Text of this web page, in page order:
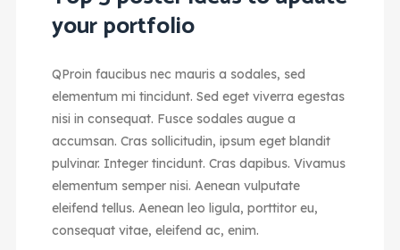
your portfolio
QProin faucibus nec mauris a sodales, sed
elementum mi tincidunt. Sed eget viverra egestas
nisi in consequat. Fusce sodales augue a
accumsan. Cras sollicitudin, ipsum eget blandit
pulvinar. Integer tincidunt. Cras dapibus. Vivamus
elementum semper nisi. Aenean vulputate
eleifend tellus. Aenean leo ligula, porttitor eu,
consequat vitae, eleifend ac, enim.